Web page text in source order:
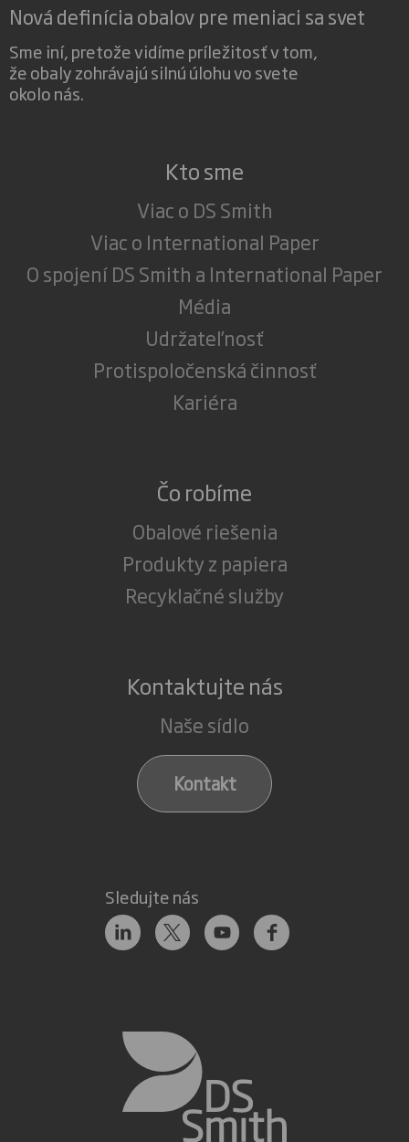
Nová definícia obalov pre meniaci sa svet
Sme iní, pretože vidíme príležitosť v tom,
že obaly zohrávajú silnú úlohu vo svete
okolo nás.
Kto sme
Viac o DS Smith
Viac o International Paper
O spojení DS Smith a International Paper
Média
Udržateľnosť
Protispoločenská činnosť
Kariéra
Čo robíme
Obalové riešenia
Produkty z papiera
Recyklačné služby
Kontaktujte nás
Naše sídlo
Kontakt
Sledujte nás